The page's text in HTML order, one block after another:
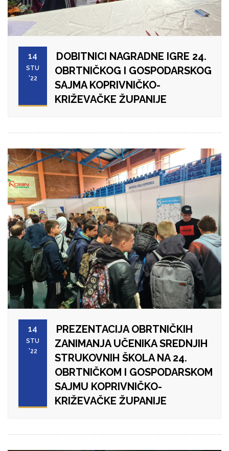
14
STU
'22
DOBITNICI NAGRADNE IGRE 24.
OBRTNIČKOG I GOSPODARSKOG
SAJMA KOPRIVNIČKO-
KRIŽEVAČKE ŽUPANIJE
14
STU
'22
PREZENTACIJA OBRTNIČKIH
ZANIMANJA UČENIKA SREDNJIH
STRUKOVNIH ŠKOLA NA 24.
OBRTNIČKOM I GOSPODARSKOM
SAJMU KOPRIVNIČKO-
KRIŽEVAČKE ŽUPANIJE